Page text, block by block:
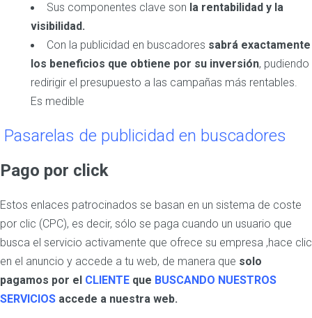
Sus componentes clave son la rentabilidad y la
visibilidad.
Con la publicidad en buscadores sabrá exactamente
los beneficios que obtiene por su inversión, pudiendo
redirigir el presupuesto a las campañas más rentables.
Es medible
Pasarelas de publicidad en buscadores
Pago por click
Estos enlaces patrocinados se basan en un sistema de coste
por clic (CPC), es decir, sólo se paga cuando un usuario que
busca el servicio activamente que ofrece su empresa ,hace clic
en el anuncio y accede a tu web, de manera que solo
pagamos por el CLIENTE que BUSCANDO NUESTROS
SERVICIOS accede a nuestra web.